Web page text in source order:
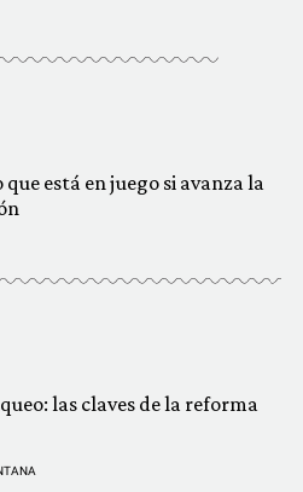
está en juego si avanza la
las claves de la reforma